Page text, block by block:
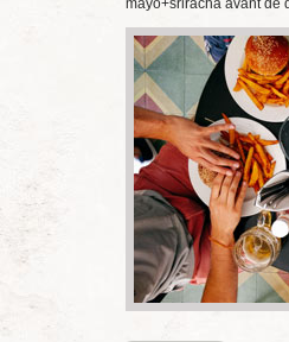
mayo+sriracha avant de